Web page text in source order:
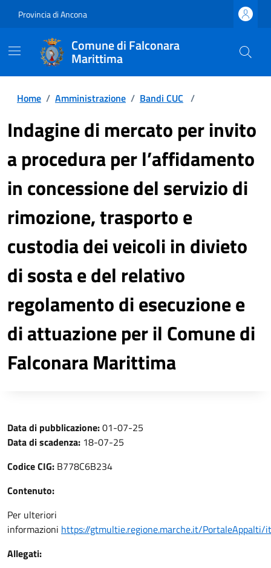
Provincia di Ancona
Comune di Falconara
Marittima
Home / Amministrazione / Bandi CUC /
Indagine di mercato per invito
a procedura per l’affidamento
in concessione del servizio di
rimozione, trasporto e
custodia dei veicoli in divieto
di sosta e del relativo
regolamento di esecuzione e
di attuazione per il Comune di
Falconara Marittima
Data di pubblicazione:01-07-25
Data di scadenza: 18-07-25
Codice CIG: B778C6B234
Contenuto:
Per ulteriori
informazioni https://gtmultie.regione.marche.it/
Allegati: